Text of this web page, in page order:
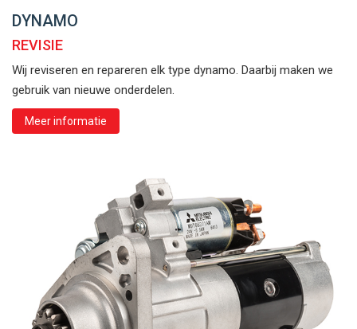
DYNAMO
REVISIE
Wij reviseren en repareren elk type dynamo. Daarbij maken we
gebruik van nieuwe onderdelen.
Meer informatie